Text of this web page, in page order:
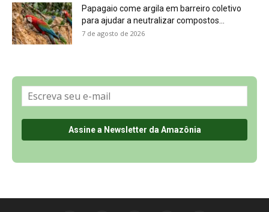
Papagaio come argila em barreiro coletivo
para ajudar a neutralizar compostos...
7 de agosto de 2026